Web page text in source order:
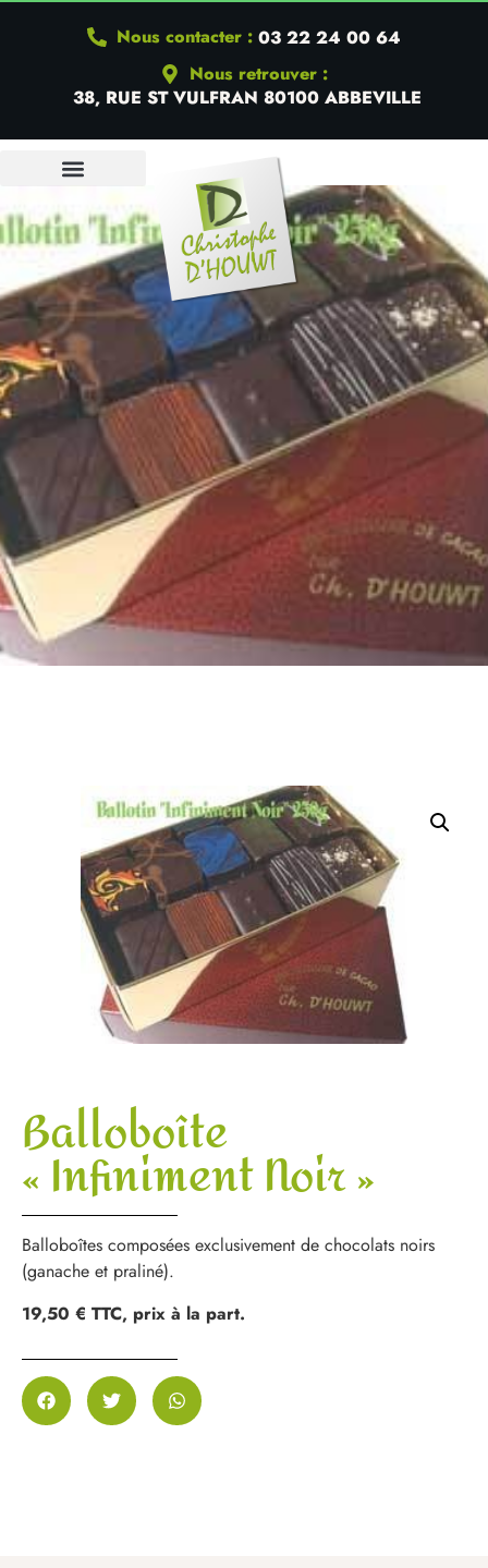
Nous contacter : 03 22 24 00 64
Nous retrouver :
38, RUE ST VULFRAN 80100 ABBEVILLE
Balloboîte
« Infiniment Noir »
Balloboîtes composées exclusivement de chocolats noirs
(ganache et praliné).
19,50 € TTC, prix à la part.